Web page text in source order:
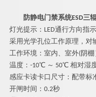
防静电门禁系统ESD三
灯光提示：LED通行方向指
采用光学孔位工作原理，对
工作环境：室内、室外(阴棚
温度：-10℃ ～ 50℃ 相对湿
感应卡读卡口尺寸：配带标
开闸时间：0.2秒